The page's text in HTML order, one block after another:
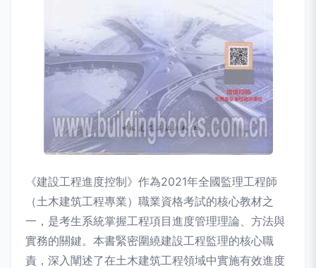
《建設工程進度控制》作為2021年全國監理工程師
（土木建筑工程專業）職業資格考試的核心教材之
一，是考生系統掌握工程項目進度管理理論、方法與
實務的關鍵。本書緊密圍繞建設工程監理的核心職
責，深入闡述了在土木建筑工程領域中實施有效進度